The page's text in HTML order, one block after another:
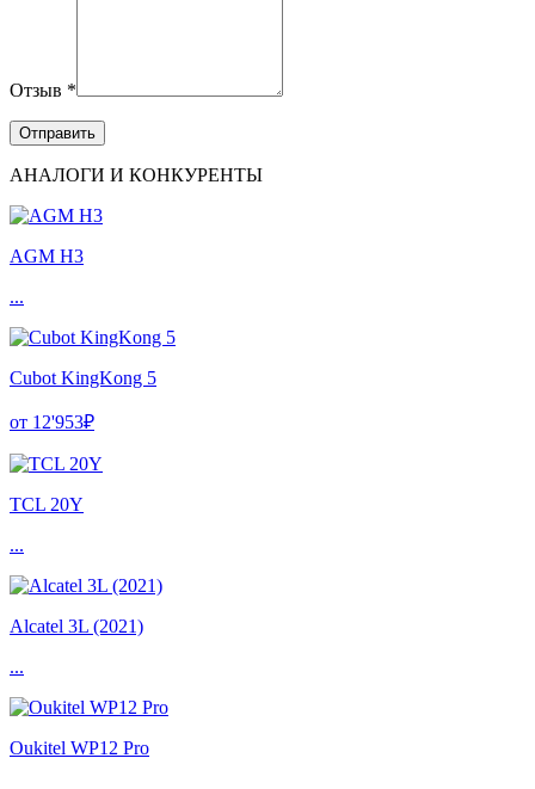
Отзыв *
АНАЛОГИ И КОНКУРЕНТЫ
AGM H3
...
Cubot KingKong 5
от 12'953₽
TCL 20Y
...
Alcatel 3L (2021)
...
Oukitel WP12 Pro